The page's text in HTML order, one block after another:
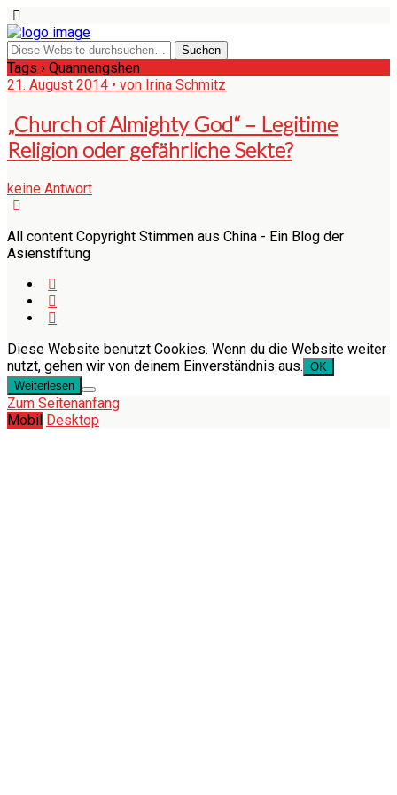
Tags › Quannengshen
21. August 2014 • von Irina Schmitz
„Church of Almighty God“ – Legitime
Religion oder gefährliche Sekte?
keine Antwort
All content Copyright Stimmen aus China - Ein Blog der
Asienstiftung
Diese Website benutzt Cookies. Wenn du die Website weiter
nutzt, gehen wir von deinem Einverständnis aus. OK
Weiterlesen
Zum Seitenanfang
Mobil Desktop